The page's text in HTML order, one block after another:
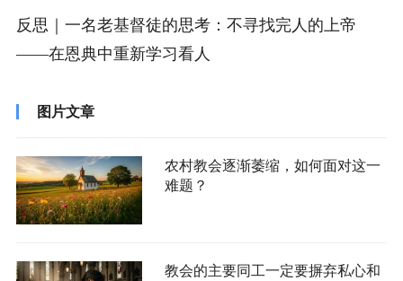
反思｜一名老基督徒的思考：不寻找完人的上帝
——在恩典中重新学习看人
图片文章
农村教会逐渐萎缩，如何面对这一
难题？
教会的主要同工一定要摒弃私心和